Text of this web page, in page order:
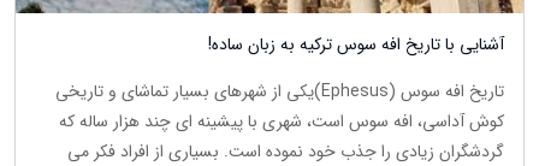
آشنایی با تاریخ افه سوس ترکیه به زبان ساده!
تاریخ افه سوس (Ephesus)یکی از شهرهای بسیار تماشای و تاریخی
کوش آداسی، افه سوس است، شهری با پیشینه ای چند هزار ساله که
گردشگران زیادی را جذب خود نموده است. بسیاری از افراد فکر می